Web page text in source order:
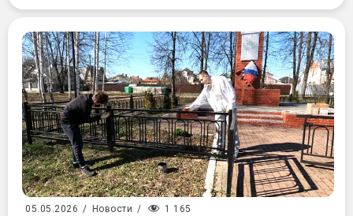
05.05.2026 / Новости / 1 165